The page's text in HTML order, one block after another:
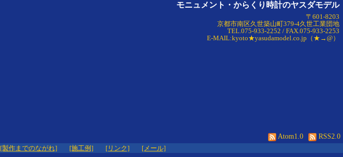
モニュメント・からくり時計のヤスダモデル
〒601-8203
京都市南区久世築山町379-4久世工業団地
TEL.075-933-2252 / FAX.075-933-2253
E-MAIL:kyoto★yasudamodel.co.jp（★→@）
RSS2.0
Atom1.0
[製作までのながれ] [施工例] [リンク] [メール]